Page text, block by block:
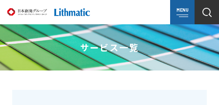
MENU
サービス一覧